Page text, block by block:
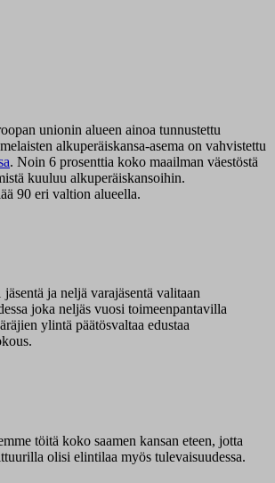
unionin alueen ainoa tunnustettu
alkuperäiskansa-asema on vahvistettu
. Noin 6 prosenttia koko maailman väestöstä
kuuluu alkuperäiskansoihin.
90 eri valtion alueella.
ja neljä varajäsentä valitaan
joka neljäs vuosi toimeenpantavilla
ylintä päätösvaltaa edustaa
töitä koko saamen kansan eteen, jotta
olisi elintilaa myös tulevaisuudessa.